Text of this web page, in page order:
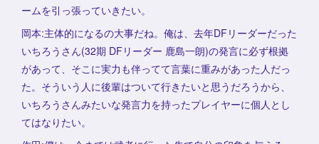
ームを引っ張っていきたい。
岡本:主体的になるの大事だね。俺は、去年DFリーダーだった
いちろうさん(32期 DFリーダー 鹿島一朗)の発言に必ず根拠
があって、そこに実力も伴ってて言葉に重みがあった人だっ
た。そういう人に後輩はついて行きたいと思うだろうから、
いちろうさんみたいな発言力を持ったプレイヤーに個人とし
てはなりたい。